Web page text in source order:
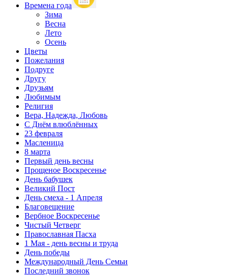
Времена года
Зима
Весна
Лето
Осень
Цветы
Пожелания
Подруге
Другу
Друзьям
Любимым
Религия
Вера, Надежда, Любовь
С Днём влюблённых
23 февраля
Масленица
8 марта
Первый день весны
Прощеное Воскресенье
День бабушек
Великий Пост
День смеха - 1 Апреля
Благовещение
Вербное Воскресенье
Чистый Четверг
Православная Пасха
1 Мая - день весны и труда
День победы
Международный День Семьи
Последний звонок